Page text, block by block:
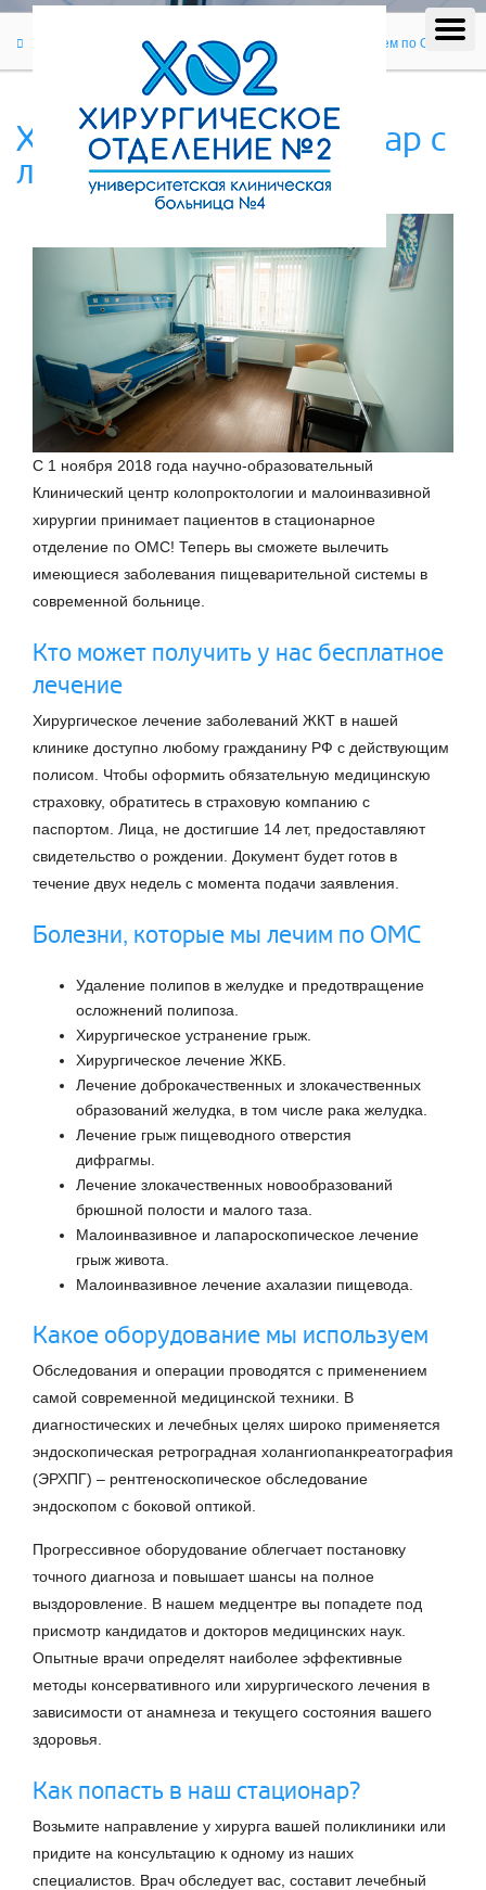
Хирургический стационар с лечением по ОМС
Хирургический стационар с
лечением по ОМС
С 1 ноября 2018 года научно-образовательный
Клинический центр колопроктологии и малоинвазивной
хирургии принимает пациентов в стационарное
отделение по ОМС! Теперь вы сможете вылечить
имеющиеся заболевания пищеварительной системы в
современной больнице.
Кто может получить у нас бесплатное
лечение
Хирургическое лечение заболеваний ЖКТ в нашей
клинике доступно любому гражданину РФ с действующим
полисом. Чтобы оформить обязательную медицинскую
страховку, обратитесь в страховую компанию с
паспортом. Лица, не достигшие 14 лет, предоставляют
свидетельство о рождении. Документ будет готов в
течение двух недель с момента подачи заявления.
Болезни, которые мы лечим по ОМС
Удаление полипов в желудке и предотвращение
осложнений полипоза.
Хирургическое устранение грыж.
Хирургическое лечение ЖКБ.
Лечение доброкачественных и злокачественных
образований желудка, в том числе рака желудка.
Лечение грыж пищеводного отверстия
дифрагмы.
Лечение злокачественных новообразований
брюшной полости и малого таза.
Малоинвазивное и лапароскопическое лечение
грыж живота.
Малоинвазивное лечение ахалазии пищевода.
Какое оборудование мы используем
Обследования и операции проводятся с применением
самой современной медицинской техники. В
диагностических и лечебных целях широко применяется
эндоскопическая ретроградная холангиопанкреатография
(ЭРХПГ) – рентгеноскопическое обследование
эндоскопом с боковой оптикой.
Прогрессивное оборудование облегчает постановку
точного диагноза и повышает шансы на полное
выздоровление. В нашем медцентре вы попадете под
присмотр кандидатов и докторов медицинских наук.
Опытные врачи определят наиболее эффективные
методы консервативного или хирургического лечения в
зависимости от анамнеза и текущего состояния вашего
здоровья.
Как попасть в наш стационар?
Возьмите направление у хирурга вашей поликлиники или
придите на консультацию к одному из наших
специалистов. Врач обследует вас, составит лечебный